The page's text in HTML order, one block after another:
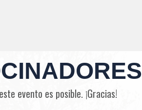
evento es posible. ¡Gracias!